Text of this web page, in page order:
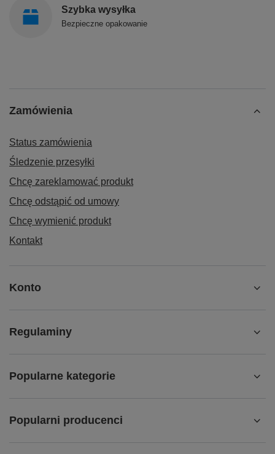
Szybka wysyłka
Bezpieczne opakowanie
Zamówienia
Status zamówienia
Śledzenie przesyłki
Chcę zareklamować produkt
Chcę odstąpić od umowy
Chcę wymienić produkt
Kontakt
Konto
Regulaminy
Popularne kategorie
Popularni producenci